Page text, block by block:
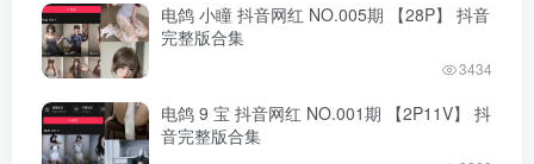
电鸽 小瞳 抖音网红 NO.005期 【28P】 抖音
完整版合集
3434
电鸽 9 宝 抖音网红 NO.001期 【2P11V】 抖
音完整版合集